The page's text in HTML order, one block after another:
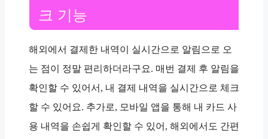
크 기능
해외에서 결제한 내역이 실시간으로 알림으로 오
는 점이 정말 편리하더라구요. 매번 결제 후 알림을
확인할 수 있어서, 내 결제 내역을 실시간으로 체크
할 수 있어요. 추가로, 모바일 앱을 통해 내 카드 사
용 내역을 손쉽게 확인할 수 있어, 해외에서도 간편